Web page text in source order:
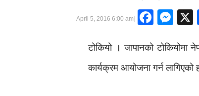
April 5, 2016 6:00 am|
टोकियो । जापानको टोकियोमा
कार्यक्रम आयोजना गर्न लागिएको